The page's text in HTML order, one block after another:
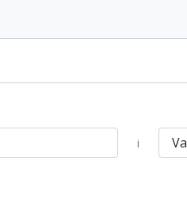
i